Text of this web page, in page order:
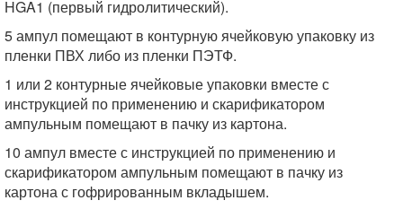
HGA1 (первый гидролитический).
5 ампул помещают в контурную ячейковую упаковку из
пленки ПВХ либо из пленки ПЭТФ.
1 или 2 контурные ячейковые упаковки вместе с
инструкцией по применению и скарификатором
ампульным помещают в пачку из картона.
10 ампул вместе с инструкцией по применению и
скарификатором ампульным помещают в пачку из
картона с гофрированным вкладышем.